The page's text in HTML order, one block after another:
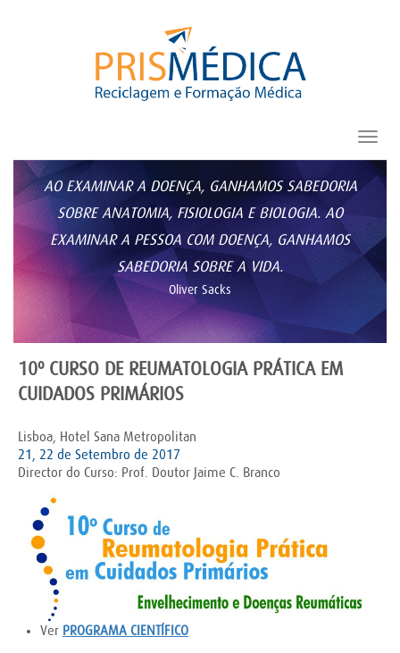
AO EXAMINAR A DOENÇA, GANHAMOS SABEDORIA
SOBRE ANATOMIA, FISIOLOGIA E BIOLOGIA. AO
EXAMINAR A PESSOA COM DOENÇA, GANHAMOS
SABEDORIA SOBRE A VIDA.
Oliver Sacks
10º CURSO DE REUMATOLOGIA PRÁTICA EM
CUIDADOS PRIMÁRIOS
Lisboa, Hotel Sana Metropolitan
21, 22 de Setembro de 2017
Director do Curso: Prof. Doutor Jaime C. Branco
Ver PROGRAMA CIENTÍFICO